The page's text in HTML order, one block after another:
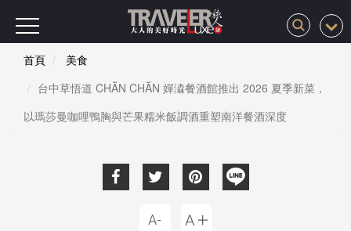
首頁
美食
台中草悟道 CHĂN CHĂN 嬋潹餐酒館推出 2026 夏季新菜，
以瑪莎曼咖哩鴨胸與芒果糯米飯調酒重塑南洋餐酒深度